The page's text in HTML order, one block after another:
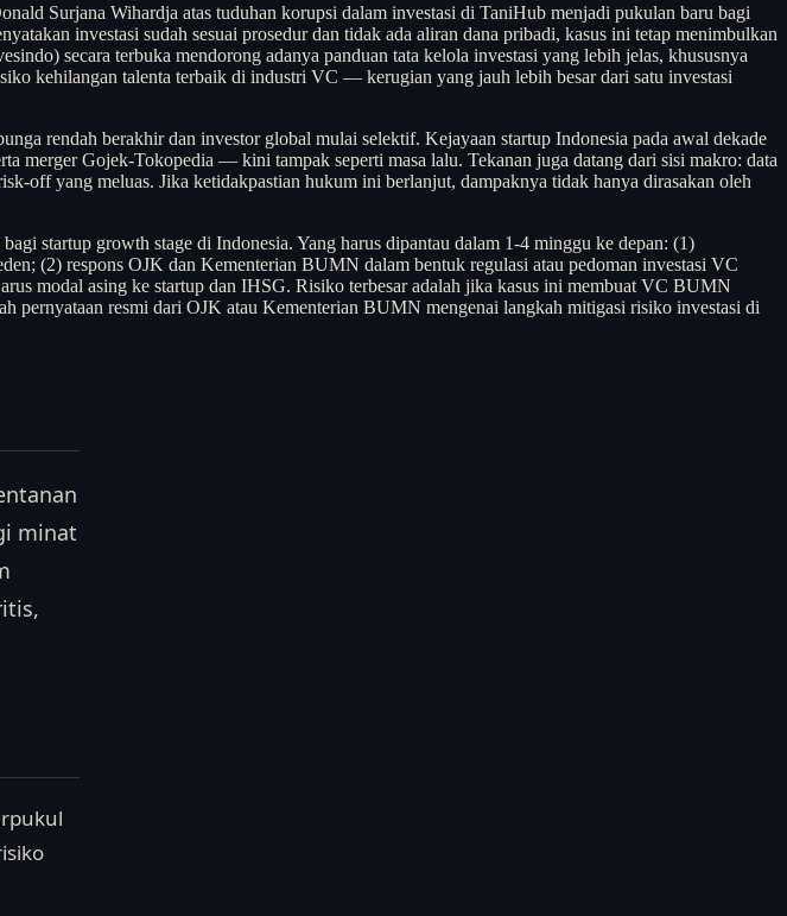
Surjana Wihardja atas tuduhan korupsi dalam investasi di TaniHub menjadi pukulan baru bagi
investasi sudah sesuai prosedur dan tidak ada aliran dana pribadi, kasus ini tetap menimbulkan
secara terbuka mendorong adanya panduan tata kelola investasi yang lebih jelas, khususnya
kehilangan talenta terbaik di industri VC — kerugian yang jauh lebih besar dari satu investasi
rendah berakhir dan investor global mulai selektif. Kejayaan startup Indonesia pada awal dekade
merger Gojek-Tokopedia — kini tampak seperti masa lalu. Tekanan juga datang dari sisi makro: data
off yang meluas. Jika ketidakpastian hukum ini berlanjut, dampaknya tidak hanya dirasakan oleh
startup growth stage di Indonesia. Yang harus dipantau dalam 1-4 minggu ke depan: (1)
(2) respons OJK dan Kementerian BUMN dalam bentuk regulasi atau pedoman investasi VC
modal asing ke startup dan IHSG. Risiko terbesar adalah jika kasus ini membuat VC BUMN
pernyataan resmi dari OJK atau Kementerian BUMN mengenai langkah mitigasi risiko investasi di
minat